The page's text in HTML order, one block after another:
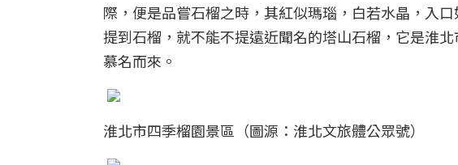
際，便是品嘗石榴之時，其紅似瑪瑙，白若水晶，入
提到石榴，就不能不提遠近聞名的塔山石榴，它是淮
慕名而來。
淮北市四季榴園景區（圖源：淮北文旅體公眾號）